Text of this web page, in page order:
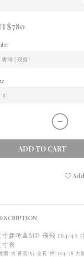
ADD TO CART
寸參考🔺MD 飛飛 164/49
寸表
圍:35 臀寬:54 全長/檔:104/38 大